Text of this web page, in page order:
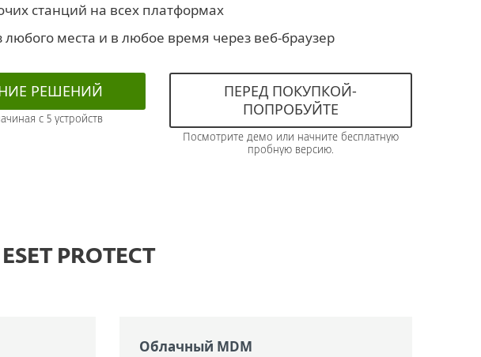
станций на всех платформах
любого места и в любое время через веб-браузер
РЕШЕНИЙ
с 5 уcтройств
ПЕРЕД ПОКУПКОЙ-
ПОПРОБУЙТЕ
Посмотрите демо или начните бесплатную
пробную версию.
PROTECT
Облачный MDM